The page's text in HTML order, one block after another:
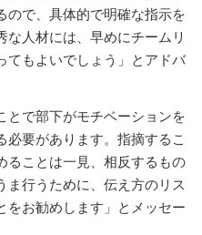
ので、具体的で明確な指示を
な人材には、早めにチームリ
てもよいでしょう」とアドバ
で部下がモチベーションを
要があります。指摘するこ
ることは一見、相反するもの
ま行うために、伝え方のリス
をお勧めします」とメッセー